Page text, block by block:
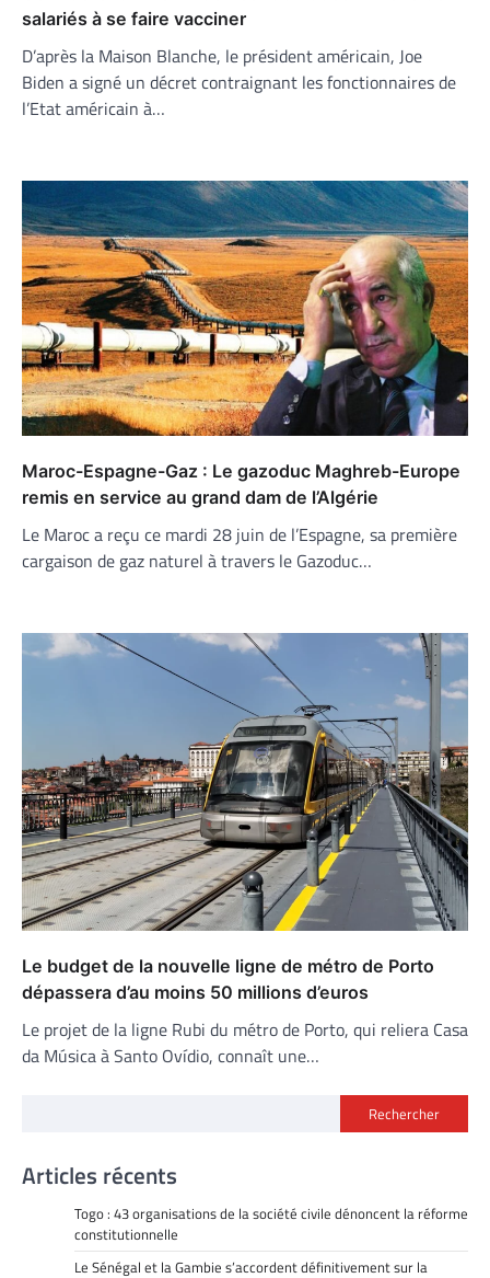
salariés à se faire vacciner
D’après la Maison Blanche, le président américain, Joe
Biden a signé un décret contraignant les fonctionnaires de
l’Etat américain à…
Maroc-Espagne-Gaz : Le gazoduc Maghreb-Europe
remis en service au grand dam de l’Algérie
Le Maroc a reçu ce mardi 28 juin de l’Espagne, sa première
cargaison de gaz naturel à travers le Gazoduc…
Le budget de la nouvelle ligne de métro de Porto
dépassera d’au moins 50 millions d’euros
Le projet de la ligne Rubi du métro de Porto, qui reliera Casa
da Música à Santo Ovídio, connaît une…
Rechercher
Articles récents
Togo : 43 organisations de la société civile dénoncent la réforme
constitutionnelle
Le Sénégal et la Gambie s’accordent définitivement sur la